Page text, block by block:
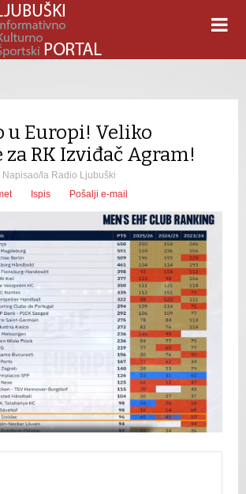
u Europi! Veliko
RK Izviđač Agram!
Napisao/la Radio Ljubuški
Ispis Pošalji e-mail